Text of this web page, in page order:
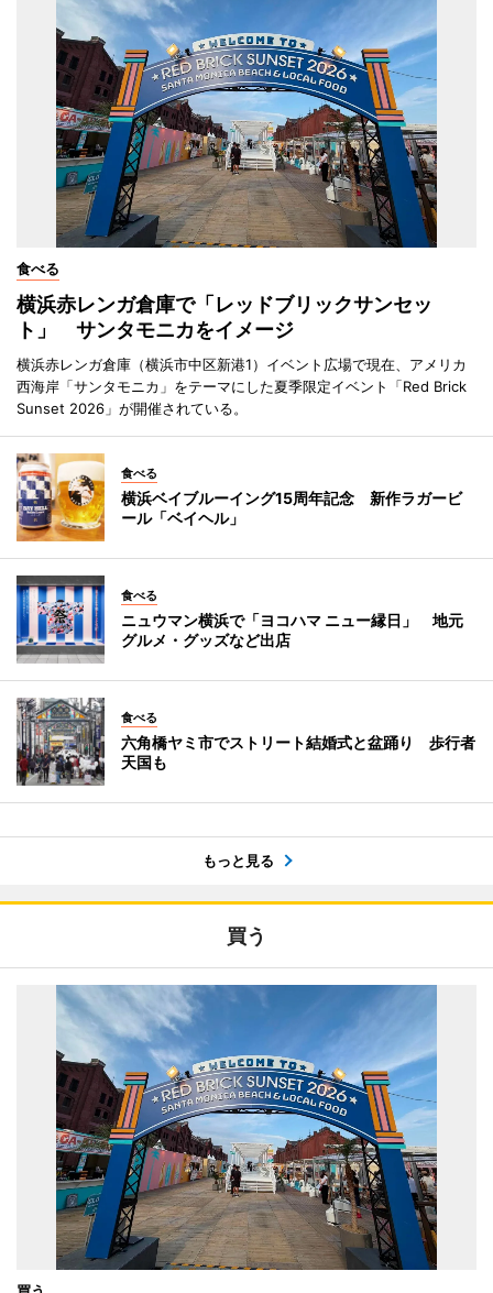
食べる
横浜赤レンガ倉庫で「レッドブリックサンセッ
ト」 サンタモニカをイメージ
横浜赤レンガ倉庫（横浜市中区新港1）イベント広場で現在、アメリカ
西海岸「サンタモニカ」をテーマにした夏季限定イベント「Red Brick
Sunset 2026」が開催されている。
食べる
横浜ベイブルーイング15周年記念 新作ラガービ
ール「ベイヘル」
食べる
ニュウマン横浜で「ヨコハマ ニュー縁日」 地元
グルメ・グッズなど出店
食べる
六角橋ヤミ市でストリート結婚式と盆踊り 歩行者
天国も
もっと見る
買う